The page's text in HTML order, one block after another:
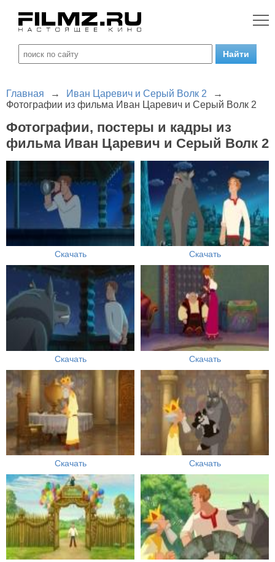
Главная → Иван Царевич и Серый Волк 2
→
Фотографии из фильма Иван Царевич и Серый Волк 2
Фотографии, постеры и кадры из
фильма Иван Царевич и Серый Волк 2
Скачать Скачать
Скачать Скачать
Скачать Скачать